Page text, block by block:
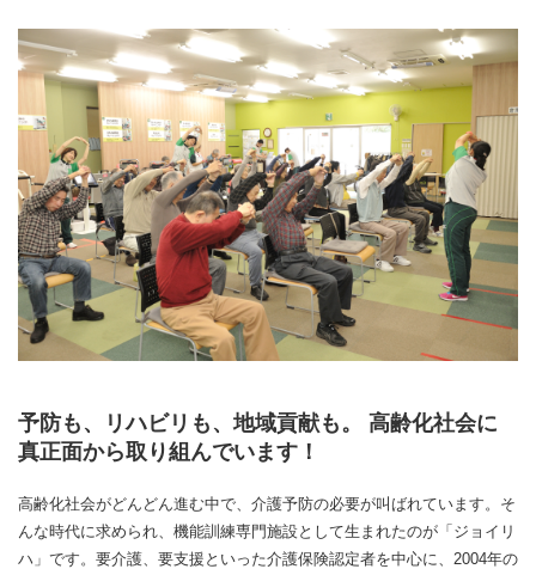
予防も、リハビリも、地域貢献も。 高齢化社会に
真正面から取り組んでいます！
高齢化社会がどんどん進む中で、介護予防の必要が叫ばれています。そ
んな時代に求められ、機能訓練専門施設として生まれたのが「ジョイリ
ハ」です。要介護、要支援といった介護保険認定者を中心に、2004年の